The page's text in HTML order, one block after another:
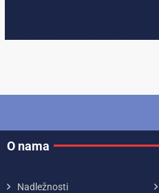
O nama
Nadležnosti